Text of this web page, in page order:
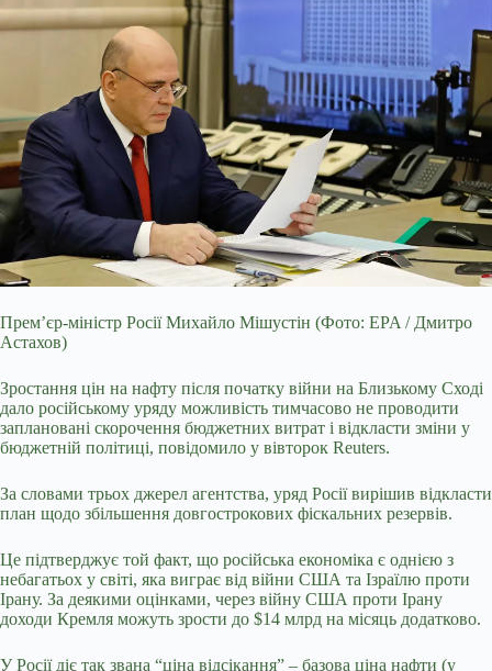
Прем’єр-міністр Росії Михайло Мішустін (Фото: EPA / Дмитро
Астахов)
Зростання цін на нафту після початку війни на Близькому Сході
дало російському уряду можливість тимчасово не проводити
заплановані скорочення бюджетних витрат і відкласти зміни у
бюджетній політиці, повідомило у вівторок Reuters.
За словами трьох джерел агентства, уряд Росії вирішив відкласти
план щодо збільшення довгострокових фіскальних резервів.
Це підтверджує той факт, що російська економіка є однією з
небагатьох у світі, яка виграє від війни США та Ізраїлю проти
Ірану. За деякими оцінками, через війну США проти Ірану
доходи Кремля можуть зрости до $14 млрд на місяць додатково.
У Росії діє так звана “ціна відсікання” – базова ціна нафти (у